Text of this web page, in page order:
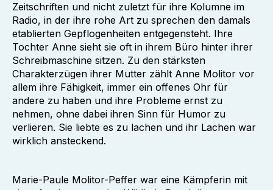
Zeitschriften und nicht zuletzt für ihre Kolumne im
Radio, in der ihre rohe Art zu sprechen den damals
etablierten Gepflogenheiten entgegensteht. Ihre
Tochter Anne sieht sie oft in ihrem Büro hinter ihrer
Schreibmaschine sitzen. Zu den stärksten
Charakterzügen ihrer Mutter zählt Anne Molitor vor
allem ihre Fähigkeit, immer ein offenes Ohr für
andere zu haben und ihre Probleme ernst zu
nehmen, ohne dabei ihren Sinn für Humor zu
verlieren. Sie liebte es zu lachen und ihr Lachen war
wirklich ansteckend.
Marie-Paule Molitor-Peffer war eine Kämpferin mit